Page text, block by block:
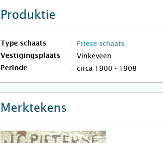
Produktie
Type schaats Friese schaats
Vestigingsplaats Vinkeveen
Periode circa 1900 - 1908
Merktekens